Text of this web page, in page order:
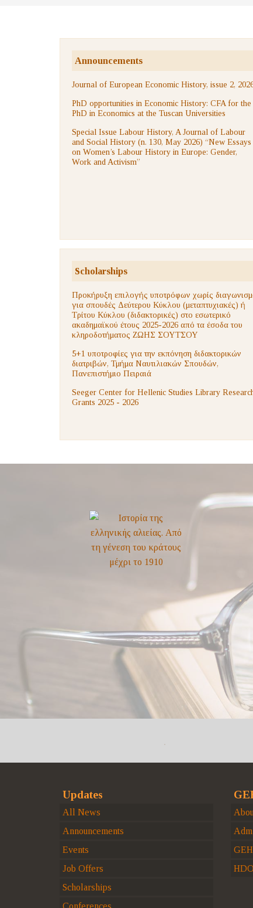
Announcements
Journal of European Economic History, issue 2,
PhD opportunities in Economic History: CFA for the
PhD in Economics at the Tuscan Universities
Special Issue Labour History, A Journal of Labour
and Social History (n. 130, May 2026) “New Essays
on Women’s Labour History in Europe: Gender,
Work and Activism”
Scholarships
Προκήρυξη επιλογής υποτρόφων χωρίς
για σπουδές Δεύτερου Κύκλου (μεταπτυχιακές) ή
Τρίτου Κύκλου (διδακτορικές) στο εσωτερικό
ακαδημαϊκού έτους 2025-2026 από τα έσοδα του
κληροδοτήματος ΖΩΗΣ ΣΟΥΤΣΟΥ
5+1 υποτροφίες για την εκπόνηση διδακτορικών
διατριβών, Τμήμα Ναυτιλιακών Σπουδών,
Πανεπιστήμιο Πειραιά
Seeger Center for Hellenic Studies Library
Grants 2025 - 2026
Updates
All News
Announcements
Events
Job Offers
Scholarships